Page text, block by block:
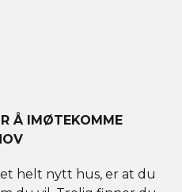
Å IMØTEKOMME
helt nytt hus, er at du